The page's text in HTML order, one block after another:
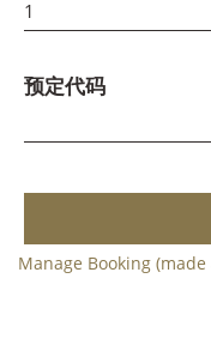
预定代码
Manage Booking